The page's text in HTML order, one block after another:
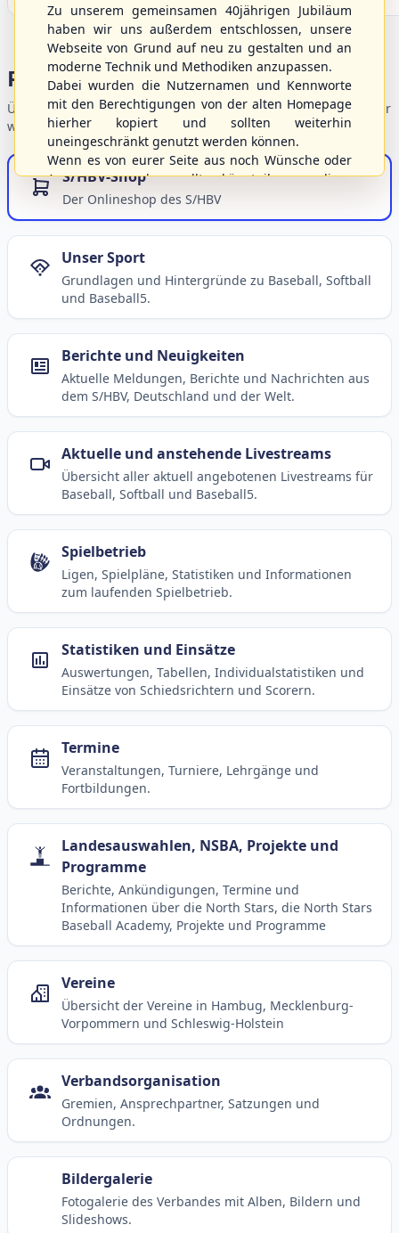
Portalbereiche
Übersicht der Verbandsbereiche – wählen Sie einen Einstieg für
weiterführende Informationen.
S/HBV-Shop
Der Onlineshop des S/HBV
Unser Sport
Grundlagen und Hintergründe zu Baseball, Softball
und Baseball5.
Berichte und Neuigkeiten
Aktuelle Meldungen, Berichte und Nachrichten aus
dem S/HBV, Deutschland und der Welt.
Aktuelle und anstehende Livestreams
Übersicht aller aktuell angebotenen Livestreams für
Baseball, Softball und Baseball5.
Spielbetrieb
Ligen, Spielpläne, Statistiken und Informationen
zum laufenden Spielbetrieb.
Statistiken und Einsätze
Auswertungen, Tabellen, Individualstatistiken und
Einsätze von Schiedsrichtern und Scorern.
Termine
Veranstaltungen, Turniere, Lehrgänge und
Fortbildungen.
Landesauswahlen, NSBA, Projekte und
Programme
Berichte, Ankündigungen, Termine und
Informationen über die North Stars, die North Stars
Baseball Academy, Projekte und Programme
Vereine
Übersicht der Vereine in Hambug, Mecklenburg-
Vorpommern und Schleswig-Holstein
Verbandsorganisation
Gremien, Ansprechpartner, Satzungen und
Ordnungen.
Bildergalerie
Fotogalerie des Verbandes mit Alben, Bildern und
Slideshows.
Zu unserem gemeinsamen 40jährigen Jubiläum
haben wir uns außerdem entschlossen, unsere
Webseite von Grund auf neu zu gestalten und an
moderne Technik und Methodiken anzupassen.
Dabei wurden die Nutzernamen und Kennworte
mit den Berechtigungen von der alten Homepage
hierher kopiert und sollten weiterhin
uneingeschränkt genutzt werden können.
Wenn es von eurer Seite aus noch Wünsche oder
Anregungen geben sollte, könnt ihr uns diese
gerne an die Verbandsadresse
schicken.